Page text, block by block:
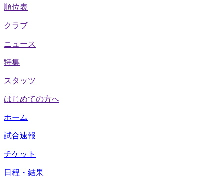
順位表
クラブ
ニュース
特集
スタッツ
はじめての方へ
ホーム
試合速報
チケット
日程・結果